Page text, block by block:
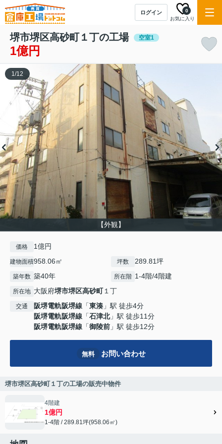
ログイン
お気に入り
0
堺市堺区高砂町１丁の工場 空室1
1億円
【外観】
1/12
価格 1億円
建物面積958.06㎡ 坪数 289.81坪
築年数 築40年 所在階 1-4階/4階建
所在地 大阪府堺市堺区高砂町１丁
交通 阪堺電軌阪堺線 「東湊 」駅 徒歩4分
阪堺電軌阪堺線 「石津北」駅 徒歩11分
阪堺電軌阪堺線 「御陵前 」駅 徒歩12分
無料 お問い合わせ
堺市堺区高砂町１丁の工場の販売中物件
4階建
1億円
1-4階 / 289.81坪(958.06㎡)